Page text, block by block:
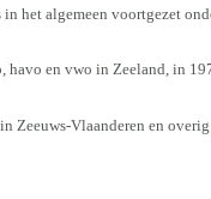
het algemeen voortgezet
en vwo in Zeeland, in
Zeeuws-Vlaanderen en